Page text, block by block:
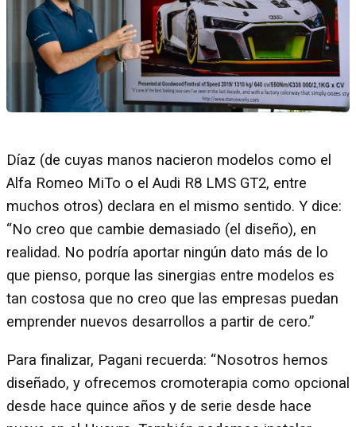
Díaz (de cuyas manos nacieron modelos como el
Alfa Romeo MiTo o el Audi R8 LMS GT2, entre
muchos otros) declara en el mismo sentido. Y dice:
“No creo que cambie demasiado (el diseño), en
realidad. No podría aportar ningún dato más de lo
que pienso, porque las sinergias entre modelos es
tan costosa que no creo que las empresas puedan
emprender nuevos desarrollos a partir de cero.”
Para finalizar, Pagani recuerda: “Nosotros hemos
diseñado, y ofrecemos cromoterapia como opcional
desde hace quince años y de serie desde hace